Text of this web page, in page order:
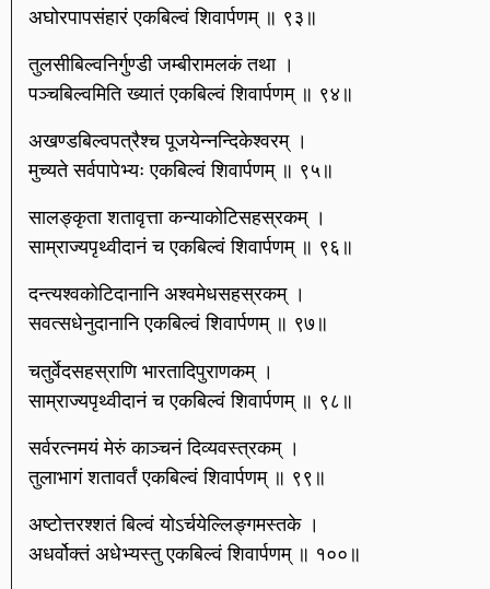
अघोरपापसंहारं एकबिल्वं शिवार्पणम् ॥ ९३॥
तुलसीबिल्वनिर्गुण्डी जम्बीरामलकं तथा ।
पञ्चबिल्वमिति ख्यातं एकबिल्वं शिवार्पणम् ॥ ९४॥
अखण्डबिल्वपत्रैश्च पूजयेन्नन्दिकेश्वरम् ।
मुच्यते सर्वपापेभ्यः एकबिल्वं शिवार्पणम् ॥ ९५॥
सालङ्कृता शतावृत्ता कन्याकोटिसहस्रकम् ।
साम्राज्यपृथ्वीदानं च एकबिल्वं शिवार्पणम् ॥ ९६॥
दन्त्यश्वकोटिदानानि अश्वमेधसहस्रकम् ।
सवत्सधेनुदानानि एकबिल्वं शिवार्पणम् ॥ ९७॥
चतुर्वेदसहस्राणि भारतादिपुराणकम् ।
साम्राज्यपृथ्वीदानं च एकबिल्वं शिवार्पणम् ॥ ९८॥
सर्वरत्नमयं मेरुं काञ्चनं दिव्यवस्त्रकम् ।
तुलाभागं शतावर्तं एकबिल्वं शिवार्पणम् ॥ ९९॥
अष्टोत्तरश्शतं बिल्वं योऽर्चयेल्लिङ्गमस्तके ।
अधर्वोक्तं अधेभ्यस्तु एकबिल्वं शिवार्पणम् ॥ १००॥